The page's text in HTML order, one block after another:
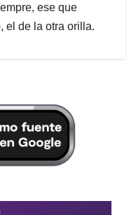
ese que
el de la otra orilla.